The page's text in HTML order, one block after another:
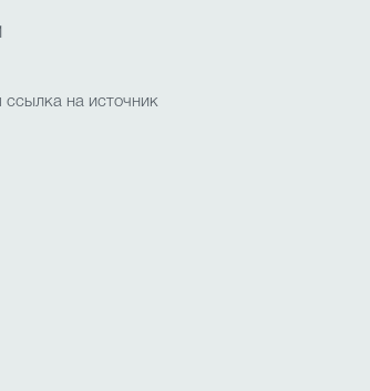
ссылка на источник